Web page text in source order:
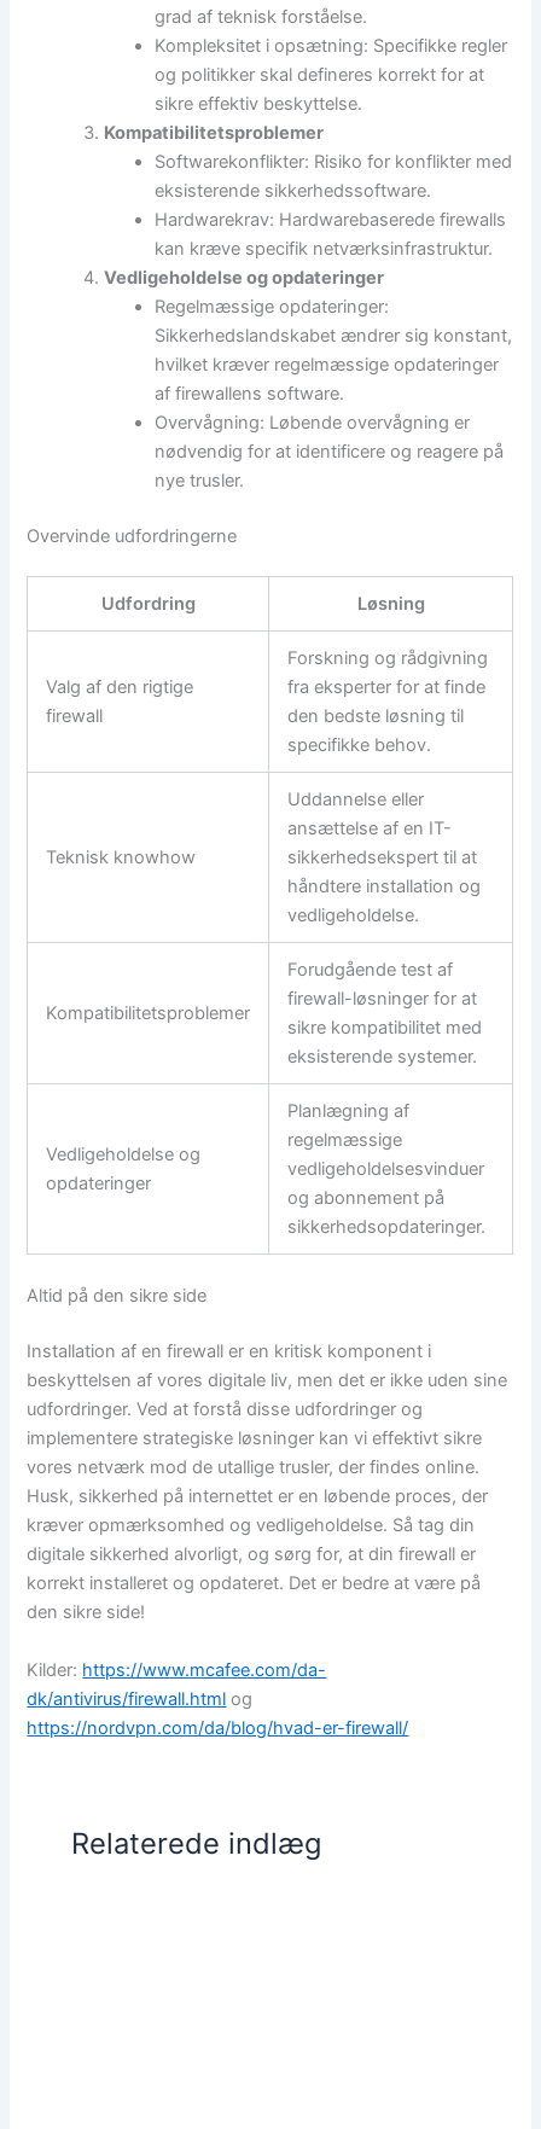
grad af teknisk forståelse.
Kompleksitet i opsætning: Specifikke regler
og politikker skal defineres korrekt for at
sikre effektiv beskyttelse.
Kompatibilitetsproblemer
Softwarekonflikter: Risiko for konflikter med
eksisterende sikkerhedssoftware.
Hardwarekrav: Hardwarebaserede firewalls
kan kræve specifik netværksinfrastruktur.
Vedligeholdelse og opdateringer
Regelmæssige opdateringer:
Sikkerhedslandskabet ændrer sig konstant,
hvilket kræver regelmæssige opdateringer
af firewallens software.
Overvågning: Løbende overvågning er
nødvendig for at identificere og reagere på
nye trusler.
Overvinde udfordringerne
Udfordring Løsning
Valg af den rigtige
firewall
Forskning og rådgivning
fra eksperter for at finde
den bedste løsning til
specifikke behov.
Teknisk knowhow
Uddannelse eller
ansættelse af en IT-
sikkerhedsekspert til at
håndtere installation og
vedligeholdelse.
Kompatibilitetsproblemer
Forudgående test af
firewall-løsninger for at
sikre kompatibilitet med
eksisterende systemer.
Vedligeholdelse og
opdateringer
Planlægning af
regelmæssige
vedligeholdelsesvinduer
og abonnement på
sikkerhedsopdateringer.
Altid på den sikre side
Installation af en firewall er en kritisk komponent i
beskyttelsen af vores digitale liv, men det er ikke uden sine
udfordringer. Ved at forstå disse udfordringer og
implementere strategiske løsninger kan vi effektivt sikre
vores netværk mod de utallige trusler, der findes online.
Husk, sikkerhed på internettet er en løbende proces, der
kræver opmærksomhed og vedligeholdelse. Så tag din
digitale sikkerhed alvorligt, og sørg for, at din firewall er
korrekt installeret og opdateret. Det er bedre at være på
den sikre side!
Kilder: https://www.mcafee.com/da-
dk/antivirus/firewall.html og
https://nordvpn.com/da/blog/hvad-er-firewall/
Relaterede indlæg